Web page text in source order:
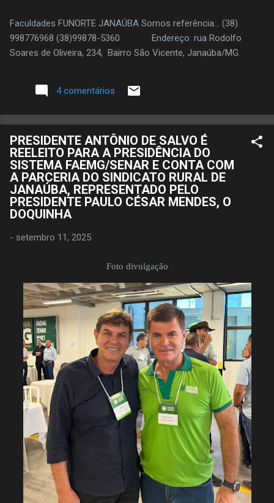
Faculdades FUNORTE JANAÚBA Somos referência... (38)
998776968 (38)99878-5360 Endereço: rua Rodolfo
Soares de Oliveira, 234, Bairro São Vicente, Janaúba/MG.
4 comentários
PRESIDENTE ANTÔNIO DE SALVO É
REELEITO PARA A PRESIDÊNCIA DO
SISTEMA FAEMG/SENAR E CONTA COM
A PARCERIA DO SINDICATO RURAL DE
JANAÚBA, REPRESENTADO PELO
PRESIDENTE PAULO CÉSAR MENDES, O
DOQUINHA
- setembro 11, 2025
Foto divulgação